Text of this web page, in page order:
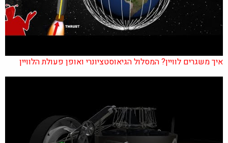
איך משגרים לוויין? המסלול הגיאוסטציונרי ואופן פעולת הלוויין